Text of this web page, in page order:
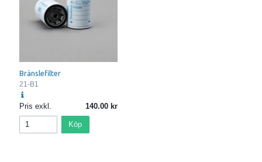
Bränslefilter
21-B1
Pris exkl. 140.00
Köp